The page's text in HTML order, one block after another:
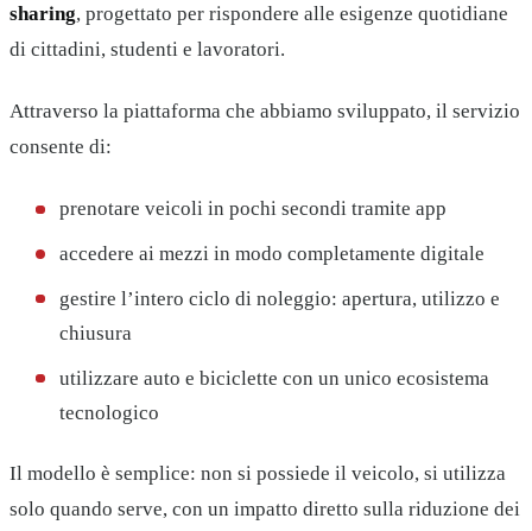
sharing, progettato per rispondere alle esigenze quotidiane
di cittadini, studenti e lavoratori.
Attraverso la piattaforma che abbiamo sviluppato, il servizio
consente di:
prenotare veicoli in pochi secondi tramite app
accedere ai mezzi in modo completamente digitale
gestire l’intero ciclo di noleggio: apertura, utilizzo e
chiusura
utilizzare auto e biciclette con un unico ecosistema
tecnologico
Il modello è semplice: non si possiede il veicolo, si utilizza
solo quando serve, con un impatto diretto sulla riduzione dei